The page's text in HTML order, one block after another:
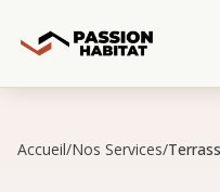
Accueil/Nos Services/